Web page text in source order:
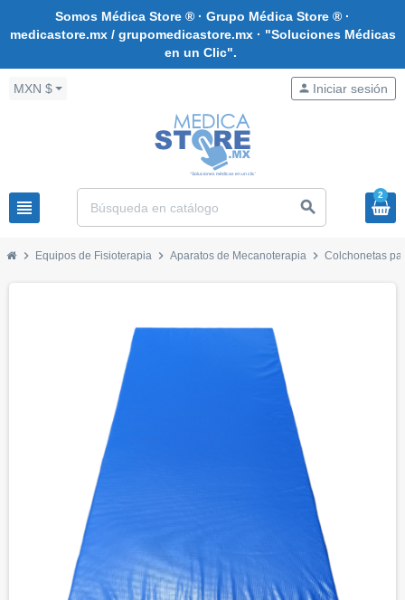
Somos Médica Store ® · Grupo Médica Store ® ·
medicastore.mx / grupomedicastore.mx · "Soluciones Médicas
en un Clic".
MXN $
view_headline search
person Iniciar sesión
2
chevron_right Equipos de Fisioterapia chevron_right Aparatos de Mecanoterapia chevron_right Colchonetas